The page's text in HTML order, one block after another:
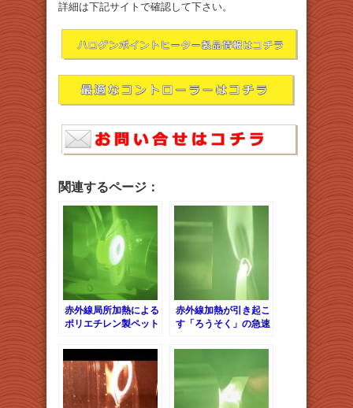
詳細は下記サイトで確認して下さい。
関連するページ：
赤外線局所加熱による
ポリエチレン製ペット
形
赤外線加熱が引き起こ
す「ろうそく」の急速